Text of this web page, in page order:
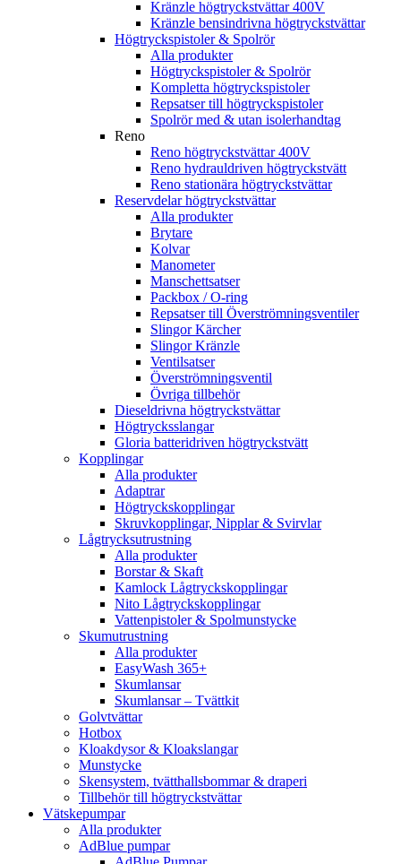
Kränzle högtryckstvättar 400V
Kränzle bensindrivna högtryckstvättar
Högtryckspistoler & Spolrör
Alla produkter
Högtryckspistoler & Spolrör
Kompletta högtryckspistoler
Repsatser till högtryckspistoler
Spolrör med & utan isolerhandtag
Reno
Reno högtryckstvättar 400V
Reno hydrauldriven högtryckstvätt
Reno stationära högtryckstvättar
Reservdelar högtryckstvättar
Alla produkter
Brytare
Kolvar
Manometer
Manschettsatser
Packbox / O-ring
Repsatser till Överströmningsventiler
Slingor Kärcher
Slingor Kränzle
Ventilsatser
Överströmningsventil
Övriga tillbehör
Dieseldrivna högtryckstvättar
Högtrycksslangar
Gloria batteridriven högtryckstvätt
Kopplingar
Alla produkter
Adaptrar
Högtryckskopplingar
Skruvkopplingar, Nipplar & Svirvlar
Lågtrycksutrustning
Alla produkter
Borstar & Skaft
Kamlock Lågtryckskopplingar
Nito Lågtryckskopplingar
Vattenpistoler & Spolmunstycke
Skumutrustning
Alla produkter
EasyWash 365+
Skumlansar
Skumlansar – Tvättkit
Golvtvättar
Hotbox
Kloakdysor & Kloakslangar
Munstycke
Skensystem, tvätthallsbommar & draperi
Tillbehör till högtryckstvättar
Vätskepumpar
Alla produkter
AdBlue pumpar